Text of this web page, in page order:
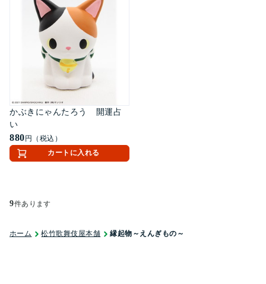
かぶきにゃんたろう 開運占
い
880円（税込）
カートに入れる
9件あります
ホーム 松竹歌舞伎屋本舗 縁起物～えんぎもの～